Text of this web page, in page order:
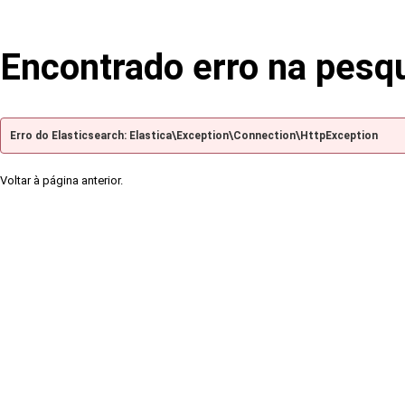
Encontrado erro na
Erro do Elasticsearch: Elastica\Exception\Connection\HttpException
Voltar à página anterior.